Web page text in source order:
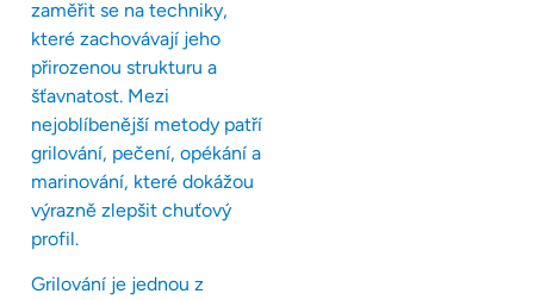
zaměřit se na techniky,
které zachovávají jeho
přirozenou strukturu a
šťavnatost. Mezi
nejoblíbenější metody patří
grilování, pečení, opékání a
marinování, které dokážou
výrazně zlepšit chuťový
profil.
Grilování je jednou z